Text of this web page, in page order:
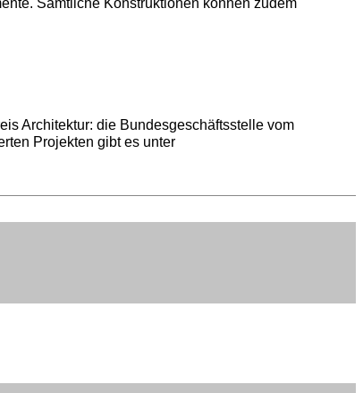
Sämtliche Konstruktionen können zudem
Architektur: die Bundesgeschäftsstelle vom
Projekten gibt es unter